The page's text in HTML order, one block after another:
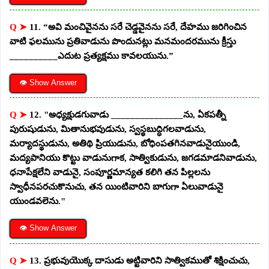
Q ➤ 11. “అవి మంచివైనను సరే చెడ్డవైనను సరే, దేహము జరిగించిన
వాటి ఫలమును ప్రతివాడును పొందునట్లు మనమందరమును క్రీస్తు
__________ఎదుట ప్రత్యక్షము కావలయును.”
👁 Show Answer
Q ➤ 12. "అధ్యక్షుడగువాడు _______________ను, ఏకపత్నీ
పురుషుడును, మితానుభవుడును, స్వస్థబుద్ధిగలవాడును,
మర్యాదస్థుడును, అతిథి ప్రియుడును, బోధింపతగినవాడునైయుండి,
మద్యపానియు కొట్టు వాడునుగాక, సాత్వికుడును, జగడమాడనివాడును,
ధనాపేక్షలేని వాడునై, సంపూర్ణమాన్యత కలిగి తన పిల్లలను
స్వాధీనపరచుకొనుచు, తన యింటివారిని బాగుగా ఏలువాడునై
యుండవలెను."
👁 Show Answer
Q ➤ 13. ప్రభువుయొక్క దాసుడు అట్టివారిని సాత్వికముతో శిక్షించుచు,